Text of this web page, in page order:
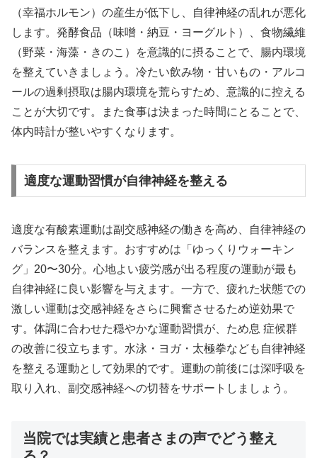
（幸福ホルモン）の産生が低下し、自律神経の乱れが悪化
します。発酵食品（味噌・納豆・ヨーグルト）、食物繊維
（野菜・海藻・きのこ）を意識的に摂ることで、腸内環境
を整えていきましょう。冷たい飲み物・甘いもの・アルコ
ールの過剰摂取は腸内環境を荒らすため、意識的に控える
ことが大切です。また食事は決まった時間にとることで、
体内時計が整いやすくなります。
適度な運動習慣が自律神経を整える
適度な有酸素運動は副交感神経の働きを高め、自律神経の
バランスを整えます。おすすめは「ゆっくりウォーキン
グ」20〜30分。心地よい疲労感が出る程度の運動が最も
自律神経に良い影響を与えます。一方で、疲れた状態での
激しい運動は交感神経をさらに興奮させるため逆効果で
す。体調に合わせた穏やかな運動習慣が、ため息 症候群
の改善に役立ちます。水泳・ヨガ・太極拳なども自律神経
を整える運動として効果的です。運動の前後には深呼吸を
取り入れ、副交感神経への切替をサポートしましょう。
当院では実績と患者さまの声でどう整え